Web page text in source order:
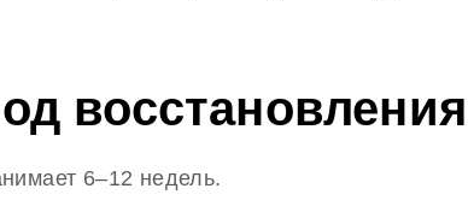
восстановления
6–12 недель.